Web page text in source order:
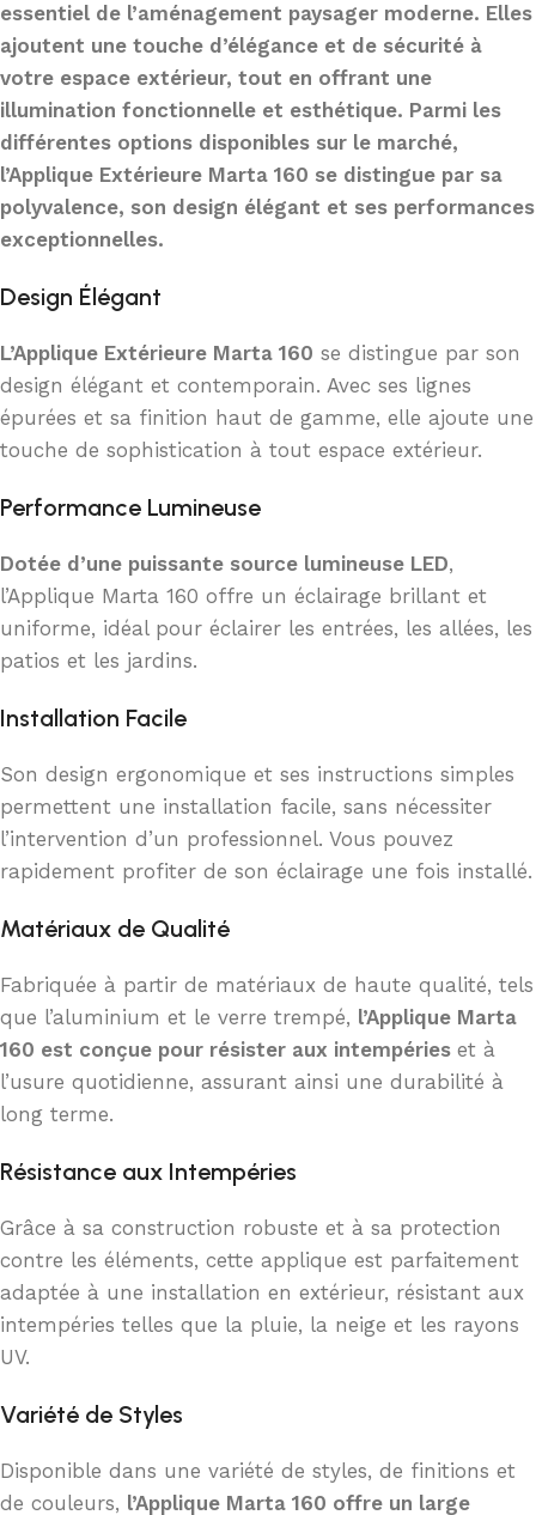
essentiel de l’aménagement paysager moderne. Elles
ajoutent une touche d’élégance et de sécurité à
votre espace extérieur, tout en offrant une
illumination fonctionnelle et esthétique. Parmi les
différentes options disponibles sur le marché,
l’Applique Extérieure Marta 160 se distingue par sa
polyvalence, son design élégant et ses performances
exceptionnelles.
Design Élégant
L’Applique Extérieure Marta 160 se distingue par son
design élégant et contemporain. Avec ses lignes
épurées et sa finition haut de gamme, elle ajoute une
touche de sophistication à tout espace extérieur.
Performance Lumineuse
Dotée d’une puissante source lumineuse LED,
l’Applique Marta 160 offre un éclairage brillant et
uniforme, idéal pour éclairer les entrées, les allées, les
patios et les jardins.
Installation Facile
Son design ergonomique et ses instructions simples
permettent une installation facile, sans nécessiter
l’intervention d’un professionnel. Vous pouvez
rapidement profiter de son éclairage une fois installé.
Matériaux de Qualité
Fabriquée à partir de matériaux de haute qualité, tels
que l’aluminium et le verre trempé, l’Applique Marta
160 est conçue pour résister aux intempéries et à
l’usure quotidienne, assurant ainsi une durabilité à
long terme.
Résistance aux Intempéries
Grâce à sa construction robuste et à sa protection
contre les éléments, cette applique est parfaitement
adaptée à une installation en extérieur, résistant aux
intempéries telles que la pluie, la neige et les rayons
UV.
Variété de Styles
Disponible dans une variété de styles, de finitions et
de couleurs, l’Applique Marta 160 offre un large